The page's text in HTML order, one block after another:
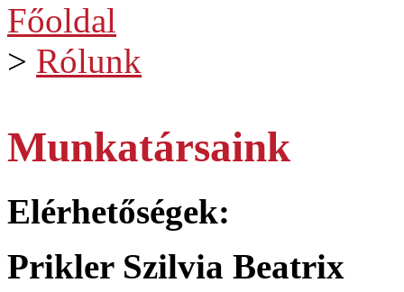
Főoldal
> Rólunk
Munkatársaink
Elérhetőségek:
Prikler Szilvia Beatrix